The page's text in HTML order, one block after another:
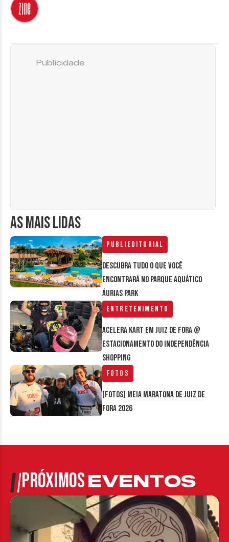
AS MAIS LIDAS
Publieditorial
Descubra tudo o que você
encontrará no parque aquático
Áurias Park
Entretenimento
Acelera Kart em Juiz de Fora @
estacionamento do Independência
Shopping
Fotos
[FOTOS] Meia Maratona de Juiz de
Fora 2026
Publicidade
PRÓXIMOSEVENTOS